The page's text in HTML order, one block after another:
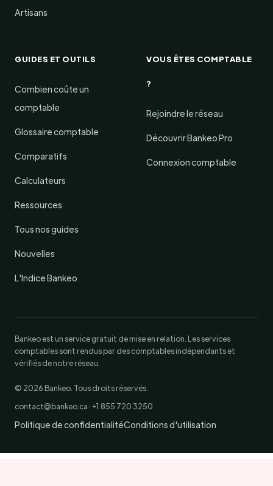
Artisans
GUIDES ET OUTILS
Combien coûte un
comptable
Glossaire comptable
Comparatifs
Calculateurs
Ressources
Tous nos guides
Nouvelles
L'Indice Bankeo
VOUS ÊTES COMPTABLE
?
Rejoindre le réseau
Découvrir Bankeo Pro
Connexion comptable
Bankeo est un service gratuit de mise en relation. Les services
comptables sont rendus par des comptables indépendants et
vérifiés de notre réseau.
© 2026 Bankeo. Tous droits réservés.
contact@bankeo.ca · +1 855 720 3250
Politique de confidentialitéConditions d'utilisation